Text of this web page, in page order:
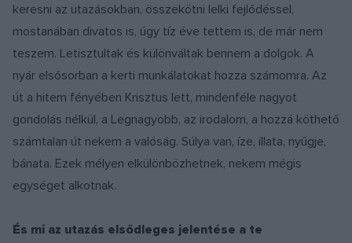
keresni az utazásokban, összekötni lelki fejlődéssel,
mostanában divatos is, úgy tíz éve tettem is, de már nem
teszem. Letisztultak és különváltak bennem a dolgok. A
nyár elsősorban a kerti munkálatokat hozza számomra. Az
út a hitem fényében Krisztus lett, mindenféle nagyot
gondolás nélkül, a Legnagyobb, az irodalom, a hozzá köthető
számtalan út nekem a valóság. Súlya van, íze, illata, nyűgje,
bánata. Ezek mélyen elkülönbözhetnek, nekem mégis
egységet alkotnak.
És mi az utazás elsődleges jelentése a te